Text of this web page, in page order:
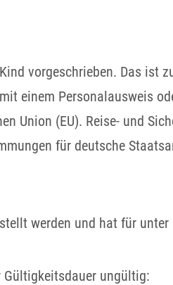
vorgeschrieben. Das ist
einem Personalausweis
Union (EU). Reise- und
für deutsche
werden und hat für
ungültig: